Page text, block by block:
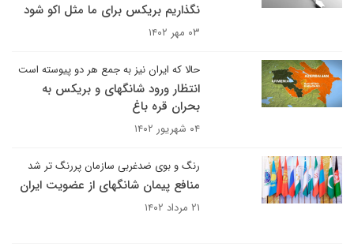
نگذاریم بریکس برای ما مثل اکو شود
۰۳ مهر ۱۴۰۲
حالا که ایران نیز به جمع هر دو پیوسته است
انتظار ورود شانگهای و بریکس به
بحران قره باغ
۰۴ شهریور ۱۴۰۲
رنگ و بوی ضدغربی سازمان پررنگ تر شد
منافع پیمان شانگهای از عضویت ایران
۲۱ مرداد ۱۴۰۲